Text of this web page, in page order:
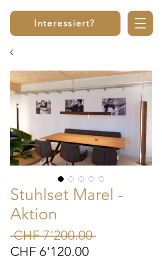
Interessiert?
Stuhlset Marel -
Aktion
CHF 7'200.00
CHF 6'120.00